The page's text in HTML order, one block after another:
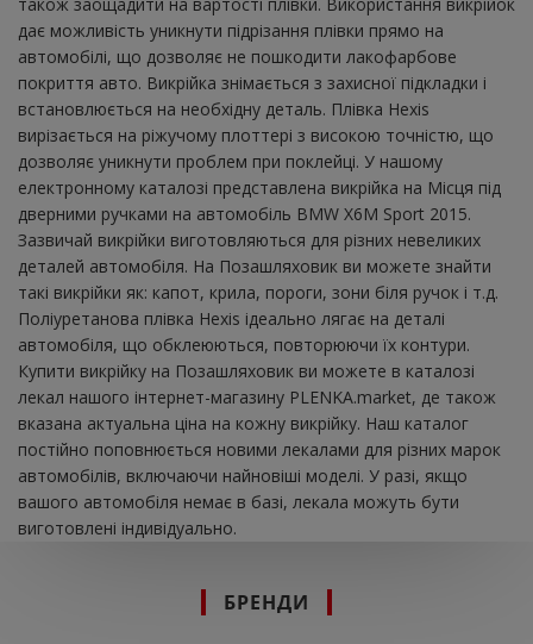
дає можливість уникнути підрізання плівки прямо на
автомобілі, що дозволяє не пошкодити лакофарбове
покриття авто. Викрійка знімається з захисної підкладки і
встановлюється на необхідну деталь. Плівка Hexis
вирізається на ріжучому плоттері з високою точністю, що
дозволяє уникнути проблем при поклейці. У нашому
електронному каталозі представлена ​​викрійка на Місця під
дверними ручками на автомобіль BMW X6M Sport 2015.
Зазвичай викрійки виготовляються для різних невеликих
деталей автомобіля. На Позашляховик ви можете знайти
такі викрійки як: капот, крила, пороги, зони біля ручок і т.д.
Поліуретанова плівка Hexis ідеально лягає на деталі
автомобіля, що обклеюються, повторюючи їх контури.
Купити викрійку на Позашляховик ви можете в каталозі
лекал нашого інтернет-магазину PLENKA.market, де також
вказана актуальна ціна на кожну викрійку. Наш каталог
постійно поповнюється новими лекалами для різних марок
автомобілів, включаючи найновіші моделі. У разі, якщо
вашого автомобіля немає в базі, лекала можуть бути
виготовлені індивідуально.
БРЕНДИ